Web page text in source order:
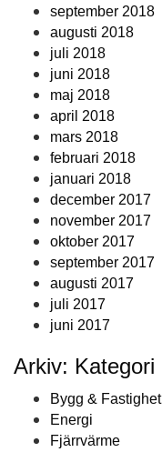
september 2018
augusti 2018
juli 2018
juni 2018
maj 2018
april 2018
mars 2018
februari 2018
januari 2018
december 2017
november 2017
oktober 2017
september 2017
augusti 2017
juli 2017
juni 2017
Arkiv: Kategori
Bygg & Fastighet
Energi
Fjärrvärme